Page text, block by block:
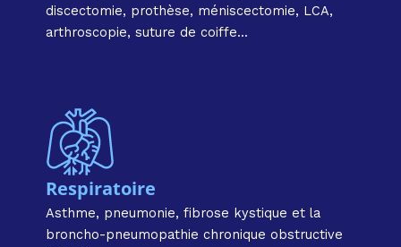
discectomie, prothèse, méniscectomie, LCA,
arthroscopie, suture de coiffe...
Respiratoire
Asthme, pneumonie, fibrose kystique et la
broncho-pneumopathie chronique obstructive